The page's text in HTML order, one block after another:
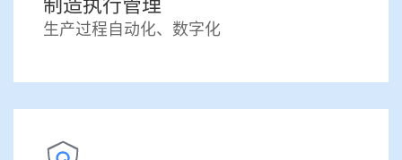
制造执行管理
生产过程自动化、数字化